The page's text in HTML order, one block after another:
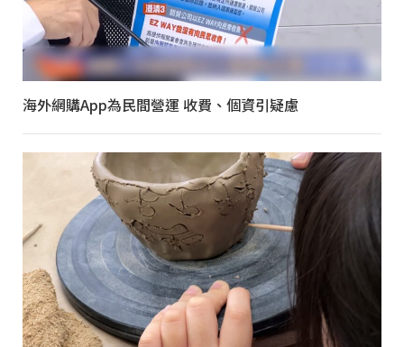
海外網購App為民間營運 收費、個資引疑慮